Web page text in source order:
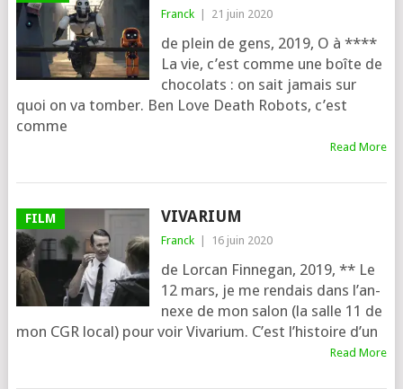
Franck 21 juin 2020
de plein de gens, 2019, O à ****
La vie, c’est comme une boîte de
cho­co­lats : on sait jamais sur
quoi on va tomber. Ben Love Death Robots, c’est
comme
Read More
FILM VIVARIUM
Franck 16 juin 2020
de Lorcan Finnegan, 2019, ** Le
12 mars, je me ren­dais dans l’an­
nexe de mon salon (la salle 11 de
mon CGR local) pour voir Vivarium. C’est l’his­toire d’un
Read More